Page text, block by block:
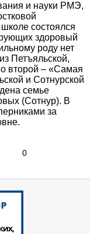
и науки РМЭ,
состоялся
здоровый
роду нет
Петъяльской,
второй – «Самая
и Сотнурской
семье
(Сотнур). В
за
0